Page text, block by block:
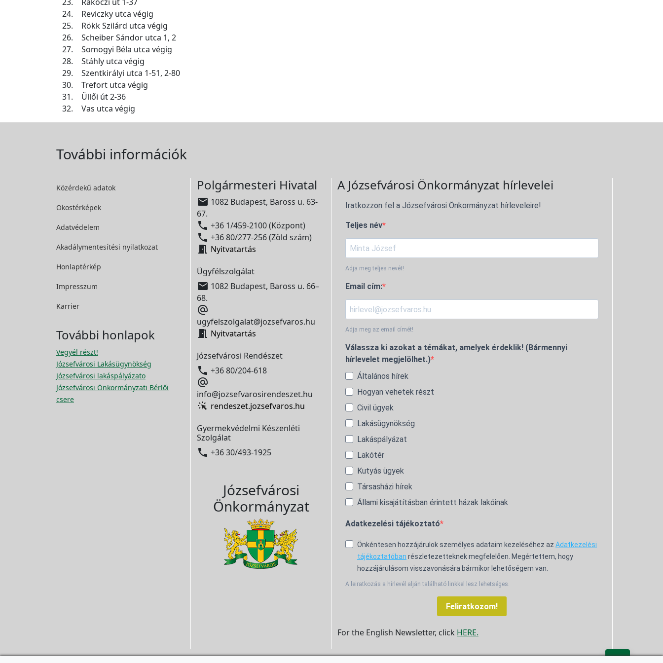
24.
Reviczky utca végig
25.
Rökk Szilárd utca végig
26.
Scheiber Sándor utca 1, 2
27.
Somogyi Béla utca végig
28.
Stáhly utca végig
29.
Szentkirályi utca 1-51, 2-80
30.
Trefort utca végig
31.
Üllői út 2-36
32.
Vas utca végig
További információk
Közérdekű adatok
Okostérképek
Adatvédelem
Akadálymentesítési nyilatkozat
Honlaptérkép
Impresszum
Karrier
További honlapok
Vegyél részt!
Józsefvárosi Lakásügynökség
Józsefvárosi lakáspályázato
Józsefvárosi Önkormányzati Bérlői
csere
Polgármesteri Hivatal
 1082 Budapest, Baross u. 63-
67.
 +36 1/459-2100 (Központ)
 +36 80/277-256 (Zöld szám)
 Nyitvatartás
Ügyfélszolgálat
 1082 Budapest, Baross u. 66–
68.

ugyfelszolgalat@jozsefvaros.hu
 Nyitvatartás
Józsefvárosi Rendészet
 +36 80/204-618

info@jozsefvarosirendeszet.hu
rendeszet.jozsefvaros.hu
Gyermekvédelmi Készenléti
Szolgálat
 +36 30/493-1925
Józsefvárosi
Önkormányzat
A Józsefvárosi Önkormányzat hírlevelei
Iratkozzon fel a Józsefvárosi Önkormányzat hírleveleire!
Teljes név
Adja meg teljes nevét!
Email cím:
Adja meg az email címét!
Válassza ki azokat a témákat, amelyek érdeklik! (Bármennyi
hírlevelet megjelölhet.)
Általános hírek
Hogyan vehetek részt
Civil ügyek
Lakásügynökség
Lakáspályázat
Lakótér
Kutyás ügyek
Társasházi hírek
Állami kisajátításban érintett házak lakóinak
Adatkezelési tájékoztató
Önkéntesen hozzájárulok személyes adataim kezeléséhez az Adatkezelési
tájékoztatóban részletezetteknek megfelelően. Megértettem, hogy
hozzájárulásom visszavonására bármikor lehetőségem van.
A leiratkozás a hírlevél alján található linkkel lesz lehetséges.
Feliratkozom!
For the English Newsletter, click HERE.
